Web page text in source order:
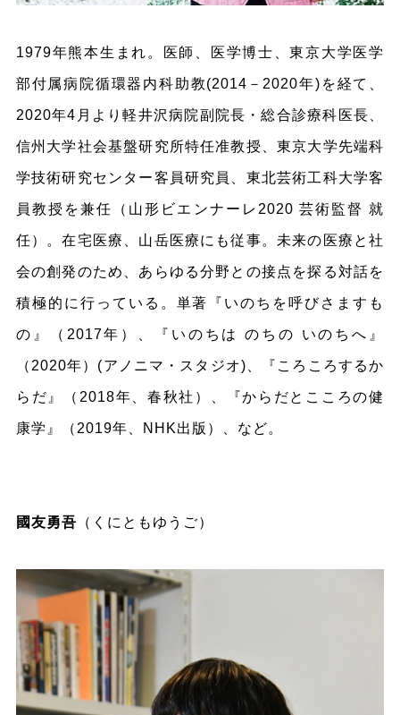
1979年熊本生まれ。医師、医学博士、東京大学医学
部付属病院循環器内科助教(2014－2020年)を経て、
2020年4月より軽井沢病院副院長・総合診療科医長、
信州大学社会基盤研究所特任准教授、東京大学先端科
学技術研究センター客員研究員、東北芸術工科大学客
員教授を兼任（山形ビエンナーレ2020 芸術監督 就
任）。在宅医療、山岳医療にも従事。未来の医療と社
会の創発のため、あらゆる分野との接点を探る対話を
積極的に行っている。単著『いのちを呼びさますも
の』（2017年）、『いのちは のちの いのちへ』
（2020年）(アノニマ・スタジオ)、『ころころするか
らだ』（2018年、春秋社）、『からだとこころの健
康学』（2019年、NHK出版）、など。
國友勇吾 （くにともゆうご）